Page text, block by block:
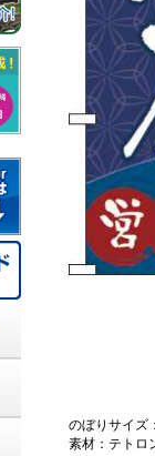
のぼりサイズ
素材：テトロ